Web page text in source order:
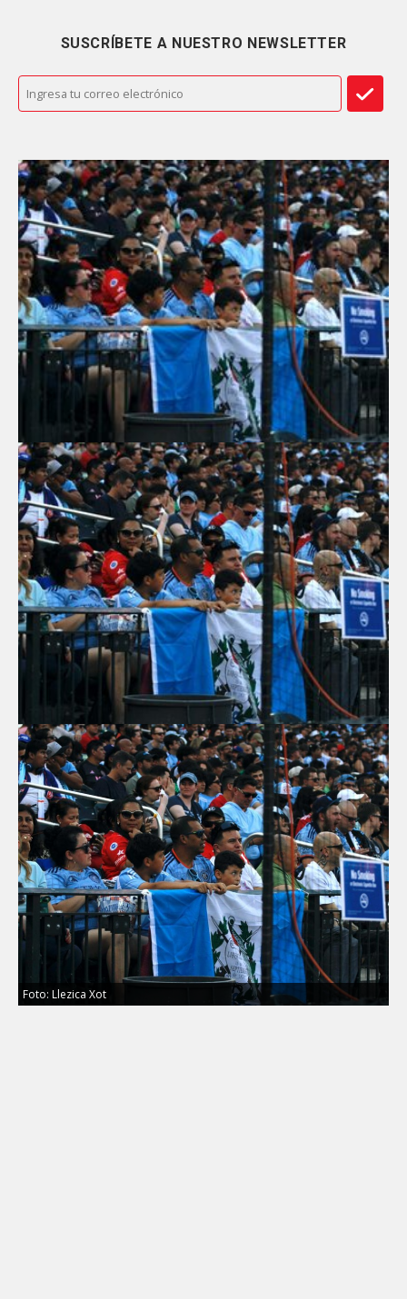
SUSCRÍBETE A NUESTRO NEWSLETTER
Foto: Llezica Xot